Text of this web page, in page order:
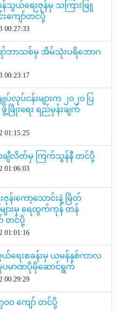
သွယ်ရေးဇုန်မှ သကြားဖြူ
းကျော်တင်ပို့
00:27:33
ာ်ဘာသစ်မှ အိမ်သုံးပရိဘောဂ
00:23:17
ပ်ငန်းများက ၂၀၂၀ ပြ
ဖြိုးရေး ရည်မှန်းချက်
01:15:25
ချီလိတ်မှ ကြက်သွန်နီ တင်ပို့
01:06:03
န်၊ကော့သောင်းနဲ့ မြိတ်
ျားမှ ရေထွက်ကုန် တန်
တင်ပို့
01:01:16
ရေးစခန်းမှ ယမန်နှစ်ကာလ
ာဏပိုမိုဆောင်ရွက်
00:29:29
၀ဝ ကျော် တင်ပို့